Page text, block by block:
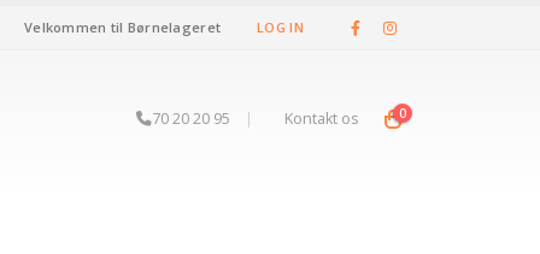
Velkommen til Børnelageret LOG IN
70 20 20 95 | Kontakt os 0